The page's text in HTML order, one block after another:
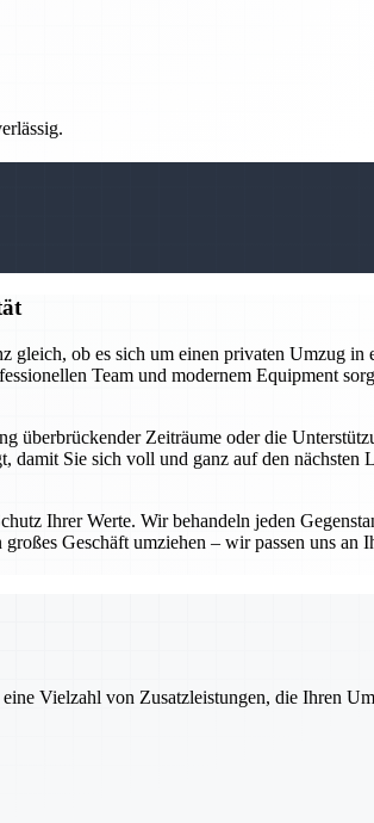
gleich, ob es sich um einen privaten Umzug in
Team und modernem Equipment
überbrückender Zeiträume oder die
Sie sich voll und ganz auf den nächsten
Ihrer Werte. Wir behandeln jeden
Geschäft umziehen – wir passen uns an
Vielzahl von Zusatzleistungen, die Ihren